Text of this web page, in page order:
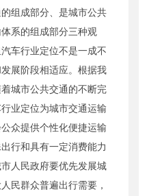
组成部分、是城市公共
系的组成部分三种观
车行业定位不是一成不
展阶段相适应。根据我
城市公共交通的不断完
业定位为城市交通运输
众提供个性化便捷运输
行和具有一定消费能力
人民政府要优先发展城
民群众普遍出行需要，